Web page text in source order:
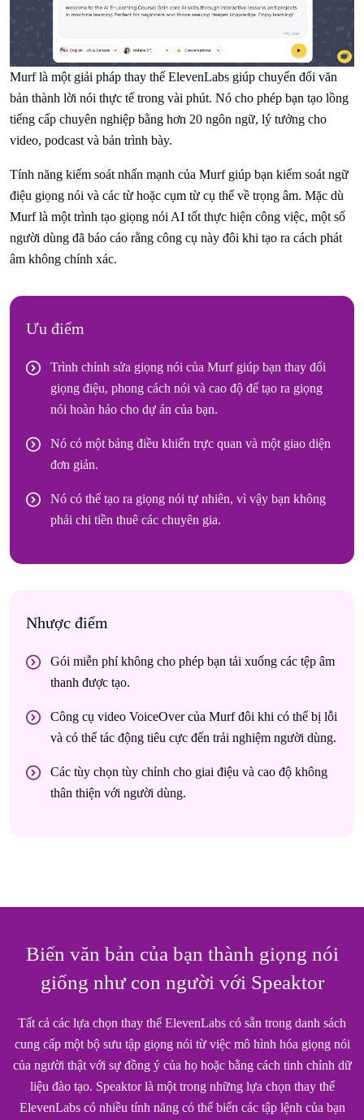
Murf là một giải pháp thay thế ElevenLabs giúp chuyển đổi văn
bản thành lời nói thực tế trong vài phút. Nó cho phép bạn tạo lồng
tiếng cấp chuyên nghiệp bằng hơn 20 ngôn ngữ, lý tưởng cho
video, podcast và bản trình bày.
Tính năng kiểm soát nhấn mạnh của Murf giúp bạn kiểm soát ngữ
điệu giọng nói và các từ hoặc cụm từ cụ thể về trọng âm. Mặc dù
Murf là một trình tạo giọng nói AI tốt thực hiện công việc, một số
người dùng đã báo cáo rằng công cụ này đôi khi tạo ra cách phát
âm không chính xác.
Ưu điểm
Trình chỉnh sửa giọng nói của Murf giúp bạn thay đổi
giọng điệu, phong cách nói và cao độ để tạo ra giọng
nói hoàn hảo cho dự án của bạn.
Nó có một bảng điều khiển trực quan và một giao diện
đơn giản.
Nó có thể tạo ra giọng nói tự nhiên, vì vậy bạn không
phải chi tiền thuê các chuyên gia.
Nhược điểm
Gói miễn phí không cho phép bạn tải xuống các tệp âm
thanh được tạo.
Công cụ video VoiceOver của Murf đôi khi có thể bị lỗi
và có thể tác động tiêu cực đến trải nghiệm người dùng.
Các tùy chọn tùy chỉnh cho giai điệu và cao độ không
thân thiện với người dùng.
Biến văn bản của bạn thành giọng nói
giống như con người với Speaktor
Tất cả các lựa chọn thay thế ElevenLabs có sẵn trong danh sách
cung cấp một bộ sưu tập giọng nói từ việc mô hình hóa giọng nói
của người thật với sự đồng ý của họ hoặc bằng cách tinh chỉnh dữ
liệu đào tạo. Speaktor là một trong những lựa chọn thay thế
ElevenLabs có nhiều tính năng có thể biến các tập lệnh của bạn